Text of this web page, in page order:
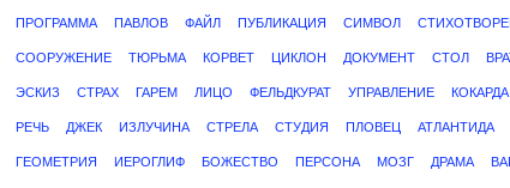
ПРОГРАММА ПАВЛОВ ФАЙЛ ПУБЛИКАЦИЯ СИМВОЛ
СООРУЖЕНИЕ ТЮРЬМА КОРВЕТ ЦИКЛОН ДОКУМЕНТ СТОЛ
ЭСКИЗ СТРАХ ГАРЕМ ЛИЦО ФЕЛЬДКУРАТ УПРАВЛЕНИЕ КОКАРДА
РЕЧЬ ДЖЕК ИЗЛУЧИНА СТРЕЛА СТУДИЯ ПЛОВЕЦ АТЛАНТИДА
ГЕОМЕТРИЯ ИЕРОГЛИФ БОЖЕСТВО ПЕРСОНА МОЗГ ДРАМА